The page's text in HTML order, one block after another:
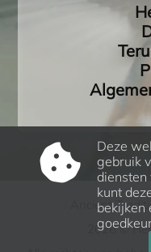
Ancient
2026 ©
Deze
gebruik
diensten
kunt
bekijken